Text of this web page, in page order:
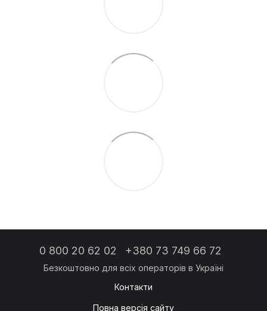
0 800 20 62 02 +380 73 749 66 72
Контакти
Повна версія сайту